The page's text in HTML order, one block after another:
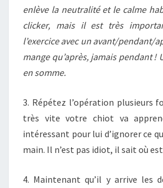
enlève la neutralité et le calme
clicker, mais il est très
l’exercice avec un avant/pendant/
mange qu’après, jamais pendant !
en somme.
3. Répétez l’opération plusieurs
très vite votre chiot va
intéressant pour lui d’ignorer ce
main. Il n’est pas idiot, il sait où
4. Maintenant qu’il y arrive les